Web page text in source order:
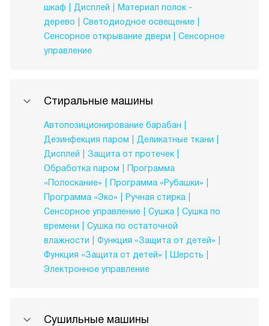
шкаф
Дисплей
Материал полок -
дерево
Светодиодное освещение
Сенсорное открывание двери
Сенсорное
управление
Стиральные машины
Автопозиционирование барабан
Дезинфекция паром
Деликатные ткани
Дисплей
Защита от протечек
Обработка паром
Программа
«Полоскание»
Программа «Рубашки»
Программа «Эко»
Ручная стирка
Сенсорное управление
Сушка
Сушка по
времени
Сушка по остаточной
влажности
Функция «Защита от детей»
Функция «Защита от детей»
Шерсть
Электронное управление
Сушильные машины